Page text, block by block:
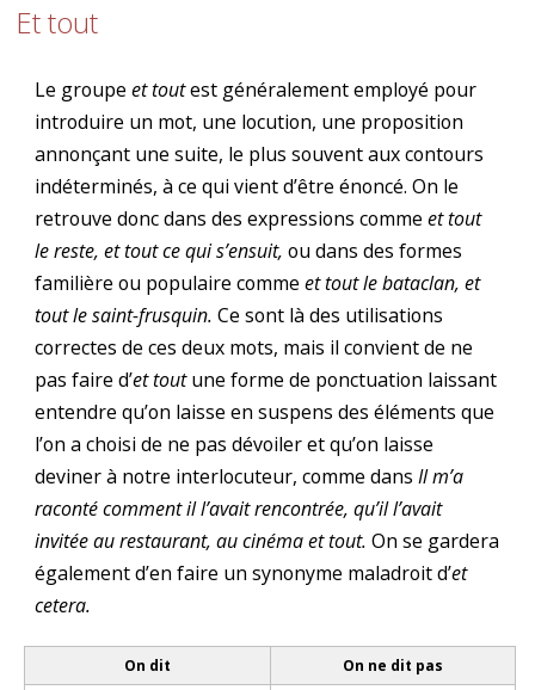
Et tout
Le groupeet toutest généralement employé pour
introduire un mot, une locution, une proposition
annonçant une suite, le plus souvent aux contours
indéterminés, à ce qui vient d’être énoncé. On le
retrouve donc dans des expressions commeet tout
le reste, et tout ce qui s’ensuit, ou dans des formes
familière ou populaire commeet tout le bataclan, et
tout le saint-frusquin. Ce sont là des utilisations
correctes de ces deux mots, mais il convient de ne
pas faire d’et toutune forme de ponctuation laissant
entendre qu’on laisse en suspens des éléments que
l’on a choisi de ne pas dévoiler et qu’on laisse
deviner à notre interlocuteur, comme dansIl m’a
raconté comment il l’avait rencontrée, qu’il l’avait
invitée au restaurant, au cinéma et tout. On se gardera
également d’en faire un synonyme maladroit d’et
cetera.
On dit On ne dit pas